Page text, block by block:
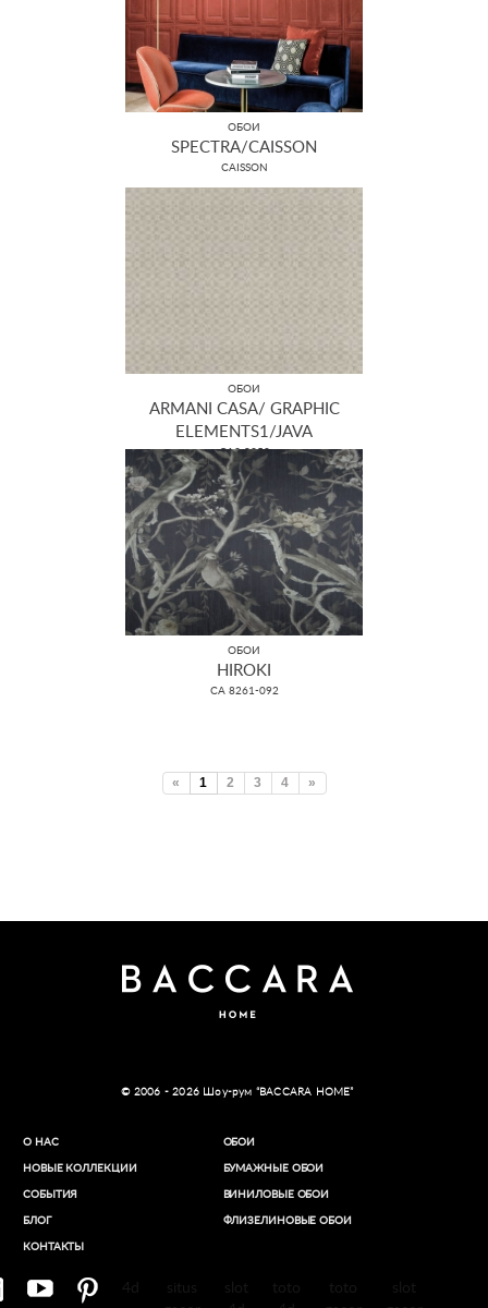
ОБОИ
SPECTRA/CAISSON
CAISSON
ОБОИ
ARMANI CASA/ GRAPHIC
ELEMENTS1/JAVA
GA3 9352
ОБОИ
HIROKI
CA 8261-092
« 1 2 3 4 »
© 2006 - 2026 Шоу-рум “BACCARA HOME”
О НАС
НОВЫЕ КОЛЛЕКЦИИ
СОБЫТИЯ
БЛОГ
КОНТАКТЫ
ОБОИ
БУМАЖНЫЕ ОБОИ
ВИНИЛОВЫЕ ОБОИ​
ФЛИЗЕЛИНОВЫЕ ОБОИ